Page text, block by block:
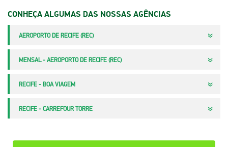
CONHEÇA ALGUMAS DAS NOSSAS AGÊNCIAS
AEROPORTO DE RECIFE (REC)
MENSAL - AEROPORTO DE RECIFE (REC)
RECIFE - BOA VIAGEM
RECIFE - CARREFOUR TORRE